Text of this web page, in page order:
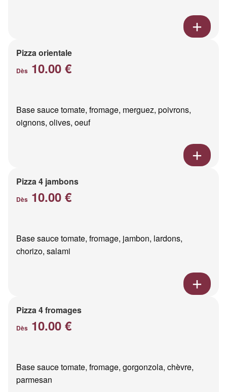
Pizza orientale
Dès 10.00 €
Base sauce tomate, fromage, merguez, poivrons,
oignons, olives, oeuf
Pizza 4 jambons
Dès 10.00 €
Base sauce tomate, fromage, jambon, lardons,
chorizo, salami
Pizza 4 fromages
Dès 10.00 €
Base sauce tomate, fromage, gorgonzola, chèvre,
parmesan